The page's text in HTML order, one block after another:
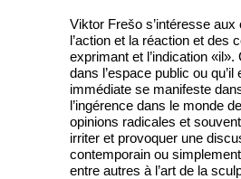
Viktor Frešo s’intéresse
l’action et la réaction et des
exprimant et l’indication «il».
dans l’espace public ou
immédiate se manifeste
l’ingérence dans le monde
opinions radicales et
irriter et provoquer une
contemporain ou
entre autres à l’art de la